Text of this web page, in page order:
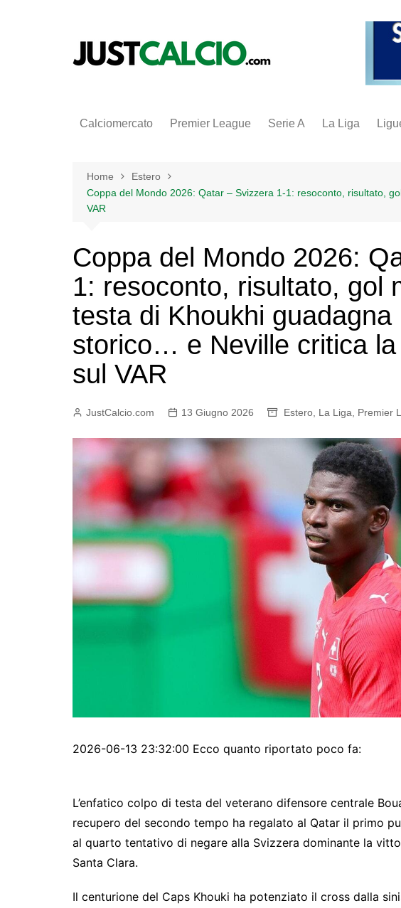
Calciomercato Premier League Serie A La Liga
Home
Estero
Coppa del Mondo 2026: Qatar – Svizzera 1-1: resoconto, risultato,
VAR
Coppa del Mondo 2026:
1: resoconto, risultato, gol
testa di Khoukhi guadagna
storico… e Neville critica la
sul VAR
JustCalcio.com 13 Giugno 2026 Estero La Liga Premier
2026-06-13 23:32:00 Ecco quanto riportato poco fa:
L’enfatico colpo di testa del veterano difensore centrale
recupero del secondo tempo ha regalato al Qatar il primo
al quarto tentativo di negare alla Svizzera dominante la
Santa Clara.
Il centurione del Caps Khouki ha potenziato il cross dalla